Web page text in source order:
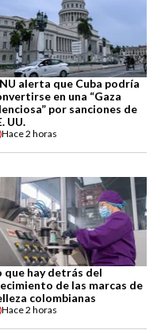
alerta que Cuba podría
en una “Gaza
por sanciones de
UU.
Hace2 horas
que hay detrás del
de las marcas de
colombianas
Hace2 horas